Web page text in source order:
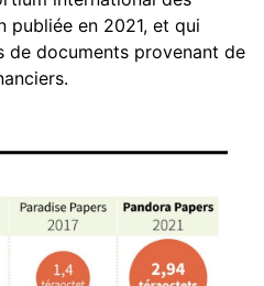
publiée en 2021, et qui
de documents provenant de